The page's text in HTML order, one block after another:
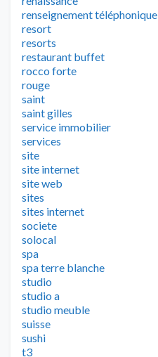
renseignement téléphonique
resort
resorts
restaurant buffet
rocco forte
rouge
saint
saint gilles
service immobilier
services
site
site internet
site web
sites
sites internet
societe
solocal
spa
spa terre blanche
studio
studio a
studio meuble
suisse
sushi
t3